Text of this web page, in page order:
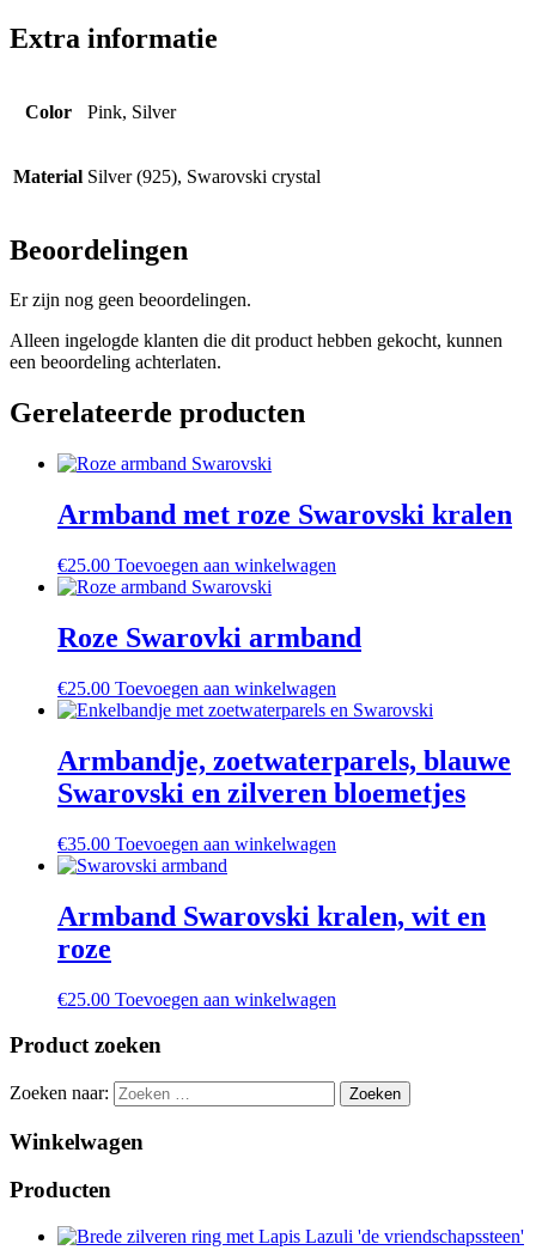
Extra informatie
Color Pink, Silver
Material Silver (925), Swarovski crystal
Beoordelingen
Er zijn nog geen beoordelingen.
Alleen ingelogde klanten die dit product hebben gekocht, kunnen
een beoordeling achterlaten.
Gerelateerde producten
Armband met roze Swarovski kralen
€25.00 Toevoegen aan winkelwagen
Roze Swarovki armband
€25.00 Toevoegen aan winkelwagen
Armbandje, zoetwaterparels, blauwe
Swarovski en zilveren bloemetjes
€35.00 Toevoegen aan winkelwagen
Armband Swarovski kralen, wit en
roze
€25.00 Toevoegen aan winkelwagen
Product zoeken
Zoeken naar:
Winkelwagen
Producten